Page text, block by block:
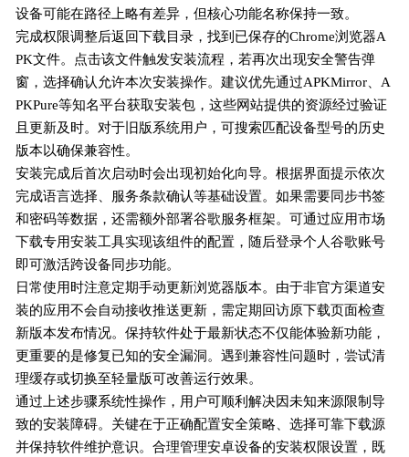
设备可能在路径上略有差异，但核心功能名称保持一致。
完成权限调整后返回下载目录，找到已保存的Chrome浏览器A
PK文件。点击该文件触发安装流程，若再次出现安全警告弹
窗，选择确认允许本次安装操作。建议优先通过APKMirror、A
PKPure等知名平台获取安装包，这些网站提供的资源经过验证
且更新及时。对于旧版系统用户，可搜索匹配设备型号的历史
版本以确保兼容性。
安装完成后首次启动时会出现初始化向导。根据界面提示依次
完成语言选择、服务条款确认等基础设置。如果需要同步书签
和密码等数据，还需额外部署谷歌服务框架。可通过应用市场
下载专用安装工具实现该组件的配置，随后登录个人谷歌账号
即可激活跨设备同步功能。
日常使用时注意定期手动更新浏览器版本。由于非官方渠道安
装的应用不会自动接收推送更新，需定期回访原下载页面检查
新版本发布情况。保持软件处于最新状态不仅能体验新功能，
更重要的是修复已知的安全漏洞。遇到兼容性问题时，尝试清
理缓存或切换至轻量版可改善运行效果。
通过上述步骤系统性操作，用户可顺利解决因未知来源限制导
致的安装障碍。关键在于正确配置安全策略、选择可靠下载源
并保持软件维护意识。合理管理安卓设备的安装权限设置，既